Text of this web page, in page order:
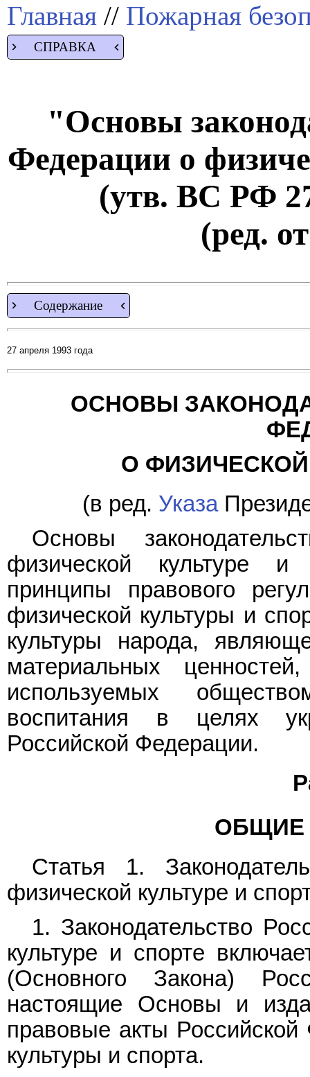
Главная // Пожарная
СПРАВКА
"Основы
Федерации о
(утв. ВС РФ
(ред.
Содержание
27 апреля 1993 года
ОСНОВЫ
О ФИЗИЧЕСКОЙ
(в ред. Указа
Основы
физической культуре
принципы правового
физической культуры и
культуры народа,
материальных
используемых
воспитания в целях
Российской Федерации.
ОБЩИЕ
Статья 1.
физической культуре и
1. Законодательство
культуре и спорте
(Основного Закона)
настоящие Основы и
правовые акты
культуры и спорта.